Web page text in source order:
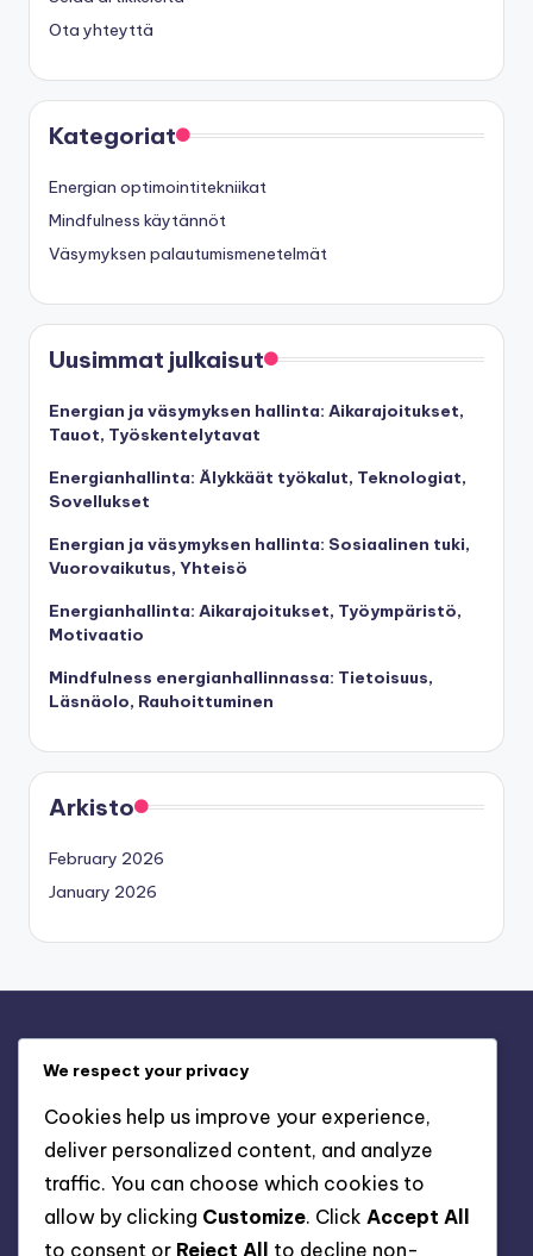
Ota yhteyttä
Kategoriat
Energian optimointitekniikat
Mindfulness käytännöt
Väsymyksen palautumismenetelmät
Uusimmat julkaisut
Energian ja väsymyksen hallinta: Aikarajoitukset,
Tauot, Työskentelytavat
Energianhallinta: Älykkäät työkalut, Teknologiat,
Sovellukset
Energian ja väsymyksen hallinta: Sosiaalinen tuki,
Vuorovaikutus, Yhteisö
Energianhallinta: Aikarajoitukset, Työympäristö,
Motivaatio
Mindfulness energianhallinnassa: Tietoisuus,
Läsnäolo, Rauhoittuminen
Arkisto
February 2026
January 2026
Evästeet ja seuranta
Ota yhteyttä
Meidän tarinamme
Tietosuojakäytäntö
We respect your privacy
Cookies help us improve your experience,
deliver personalized content, and analyze
traffic. You can choose which cookies to
allow by clicking Customize. Click Accept All
to consent or Reject All to decline non-